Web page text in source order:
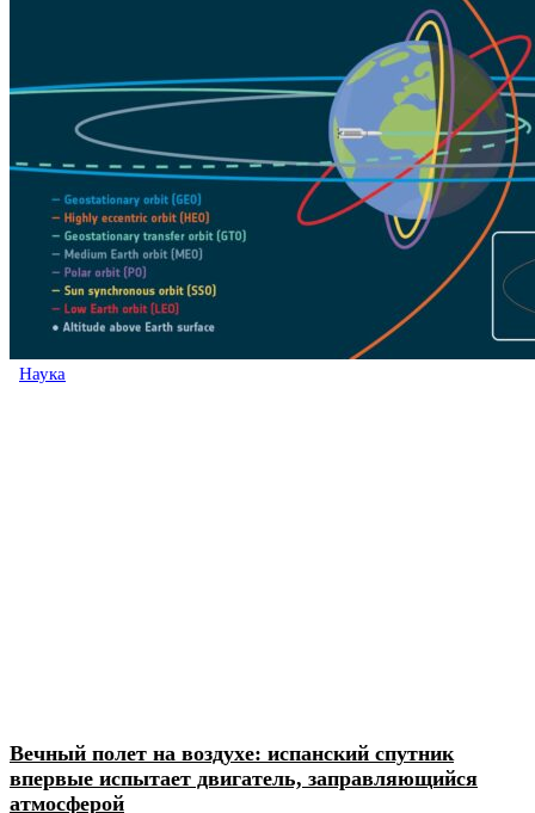
Наука
Вечный полет на воздухе: испанский спутник
впервые испытает двигатель, заправляющийся
атмосферой